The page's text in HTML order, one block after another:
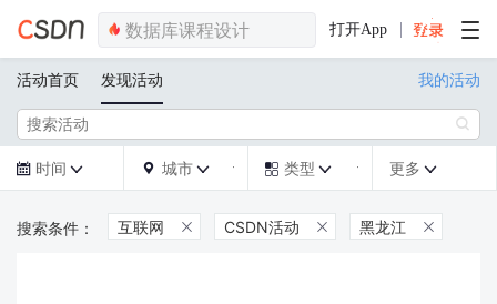
打开App
活动首页 发现活动 我的活动

 时间   城市   类型  更多 
互联网  CSDN活动  黑龙江 